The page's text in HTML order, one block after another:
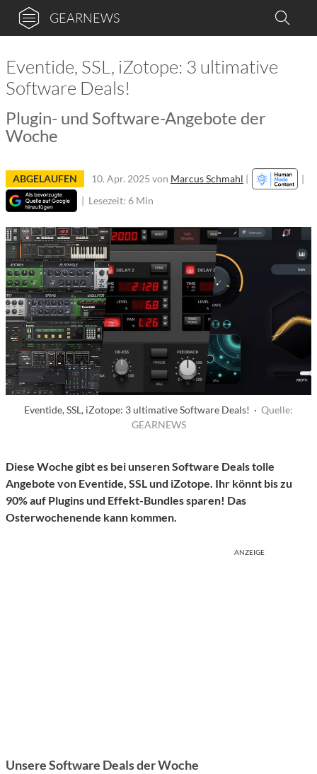
GEARNEWS
Eventide, SSL, iZotope: 3 ultimative
Software Deals!
Plugin- und Software-Angebote der
Woche
ABGELAUFEN 10. Apr. 2025 von Marcus Schmahl |
|
| Lesezeit: 6 Min
Eventide, SSL, iZotope: 3 ultimative Software Deals! · Quelle:
GEARNEWS
Diese Woche gibt es bei unseren Software Deals tolle
Angebote von Eventide, SSL und iZotope. Ihr könnt bis zu
90% auf Plugins und Effekt-Bundles sparen! Das
Osterwochenende kann kommen.
ANZEIGE
Unsere Software Deals der Woche